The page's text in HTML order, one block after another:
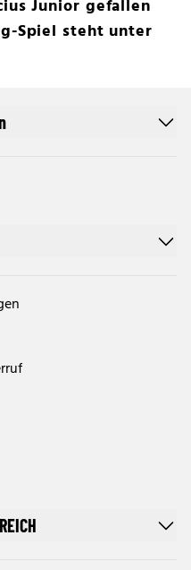
Junior gefallen
Spiel steht unter